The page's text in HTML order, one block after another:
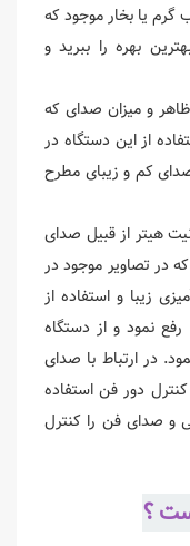
یا بخار موجود که
بهره را ببرید و
ظاهر و میزان صدای که
از این دستگاه در
کم و زیبای مطرح
هیتر از قبیل صدای
در تصاویر موجود در
زیبا و استفاده از
نمود و از دستگاه
در ارتباط با صدای
کنترل دور فن استفاده
و صدای فن را کنترل
؟